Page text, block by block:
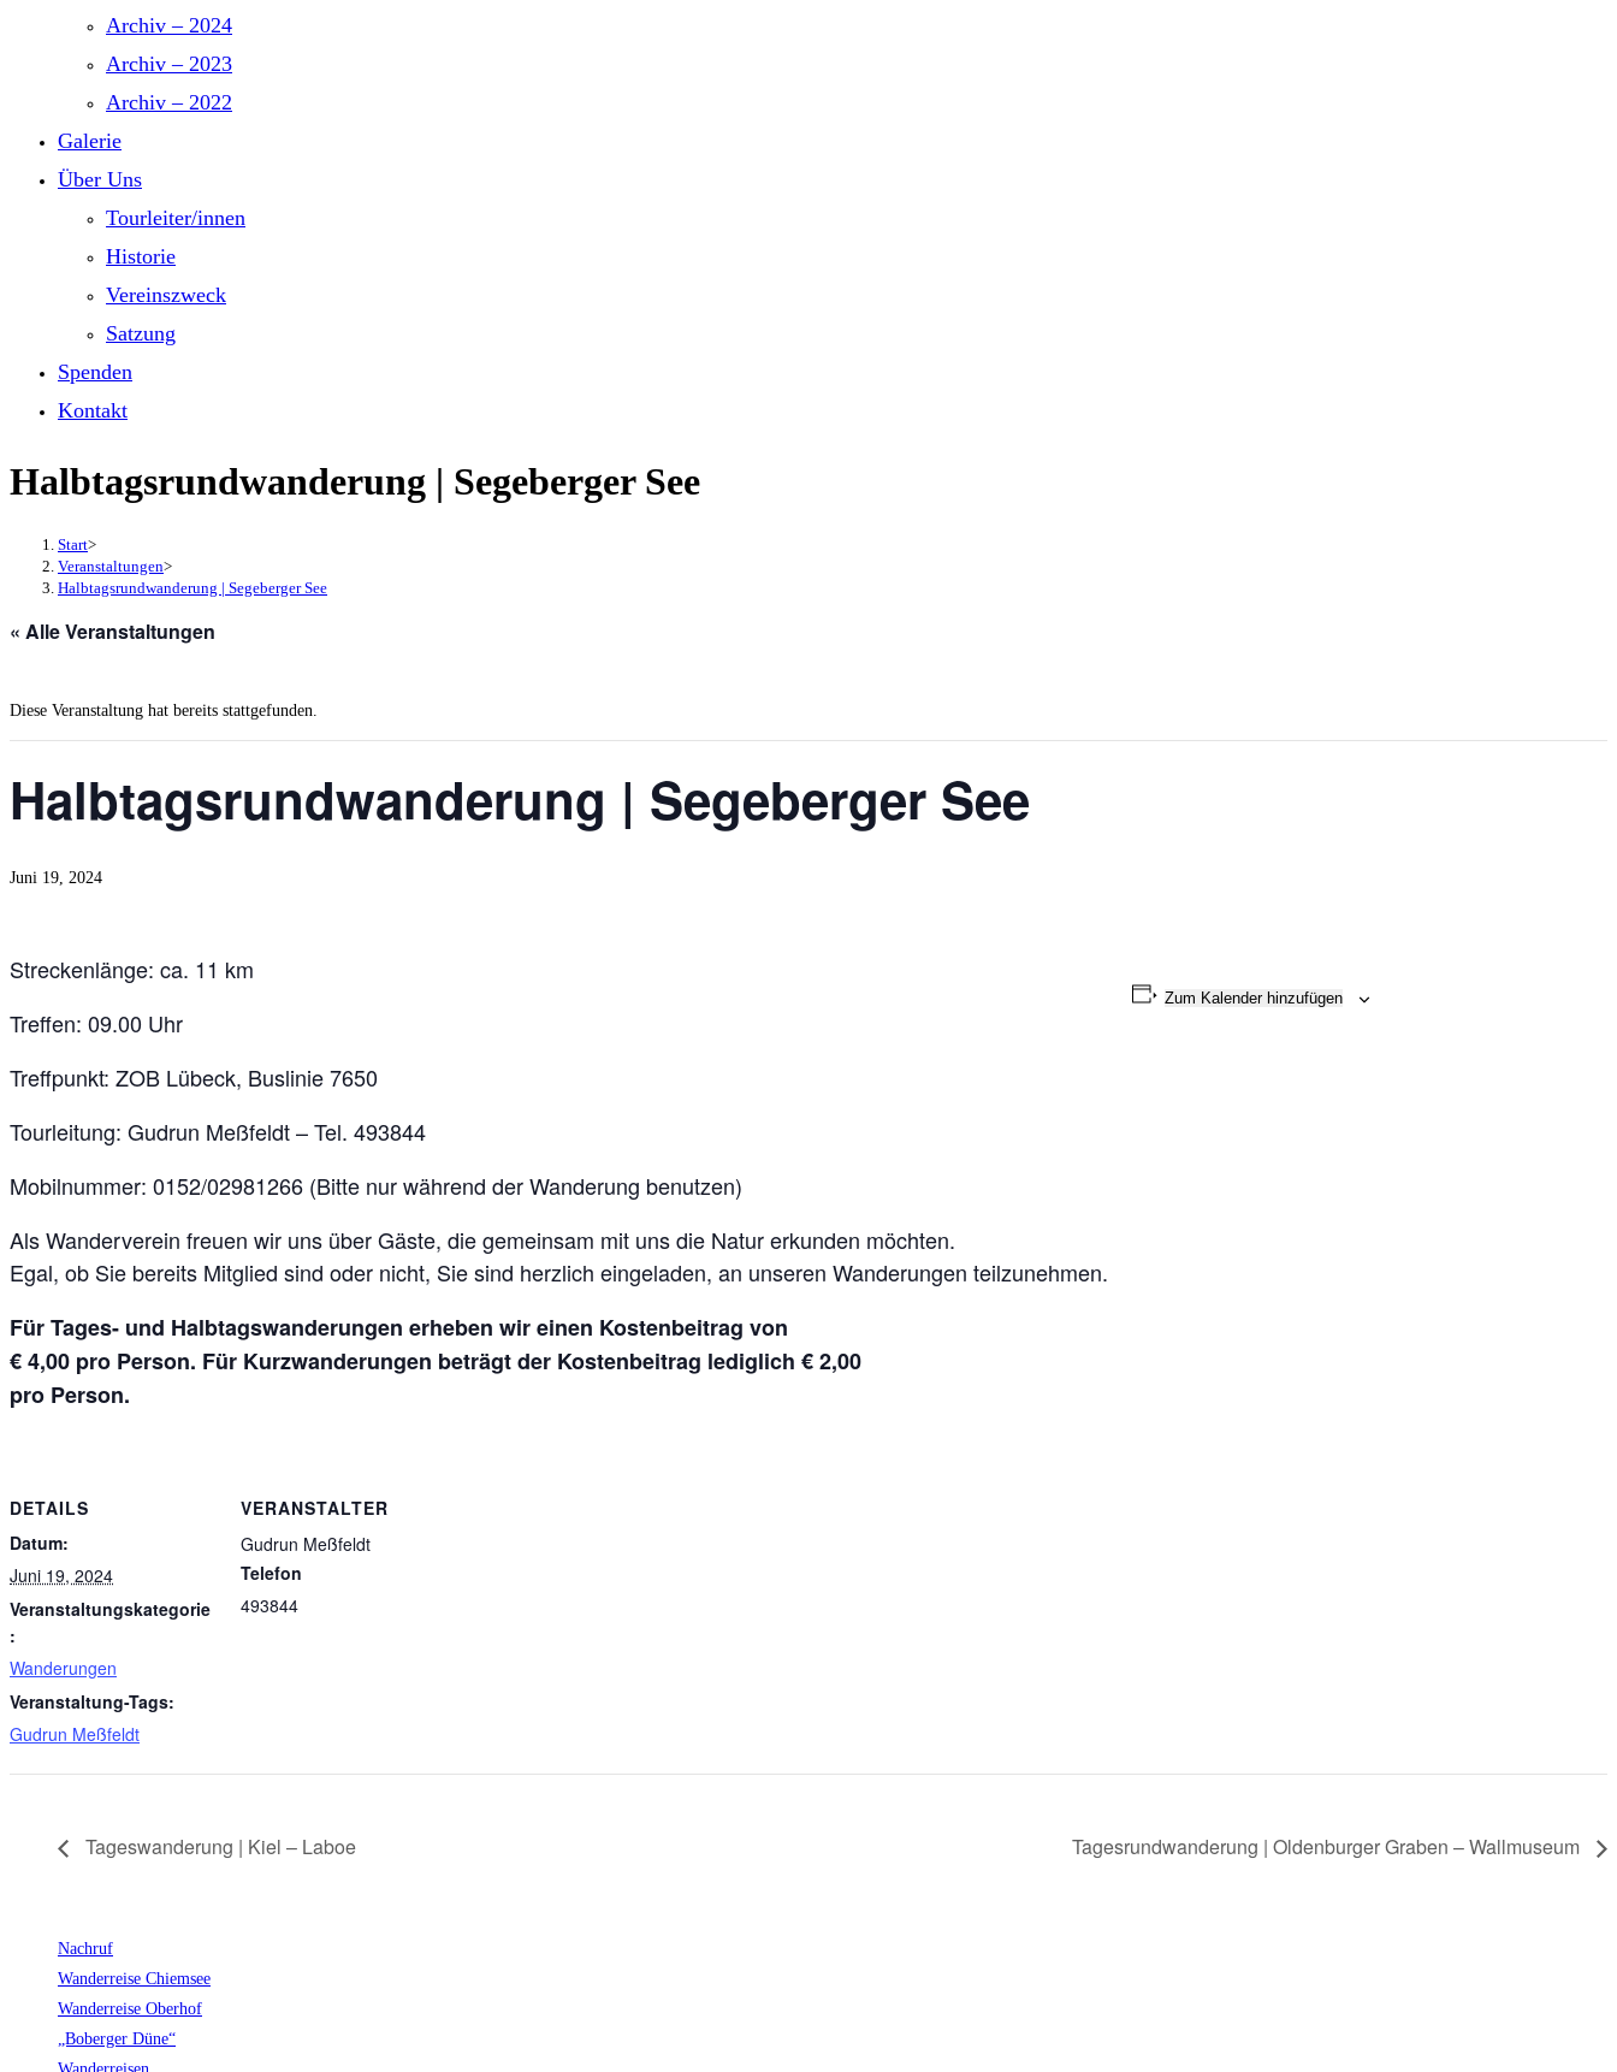
Archiv – 2024
Archiv – 2023
Archiv – 2022
Galerie
Über Uns
Tourleiter/innen
Historie
Vereinszweck
Satzung
Spenden
Kontakt
Halbtagsrundwanderung | Segeberger See
Start>
Veranstaltungen>
Halbtagsrundwanderung | Segeberger See
« Alle Veranstaltungen
Diese Veranstaltung hat bereits stattgefunden.
Halbtagsrundwanderung | Segeberger See
Juni 19, 2024
Streckenlänge: ca. 11 km
Treffen: 09.00 Uhr
Treffpunkt: ZOB Lübeck, Buslinie 7650
Tourleitung: Gudrun Meßfeldt – Tel. 493844
Mobilnummer: 0152/02981266 (Bitte nur während der Wanderung benutzen)
Als Wanderverein freuen wir uns über Gäste, die gemeinsam mit uns die Natur erkunden möchten.
Egal, ob Sie bereits Mitglied sind oder nicht, Sie sind herzlich eingeladen, an unseren Wanderungen teilzunehmen.
Für Tages- und Halbtagswanderungen erheben wir einen Kostenbeitrag von
€ 4,00 pro Person. Für Kurzwanderungen beträgt der Kostenbeitrag lediglich € 2,00
pro Person.
Zum Kalender hinzufügen
DETAILS
Datum:
Juni 19, 2024
Veranstaltungskategorie
:
Wanderungen
Veranstaltung-Tags:
Gudrun Meßfeldt
VERANSTALTER
Gudrun Meßfeldt
Telefon
493844
Tageswanderung | Kiel – Laboe Tagesrundwanderung | Oldenburger Graben – Wallmuseum
Nachruf
Wanderreise Chiemsee
Wanderreise Oberhof
„Boberger Düne“